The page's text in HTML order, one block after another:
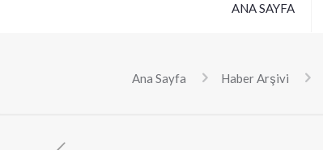
ANA SAYFA
Ana Sayfa Haber Arşivi